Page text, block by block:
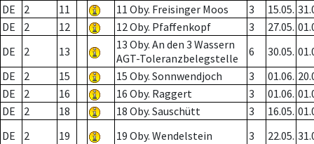
DE
2 11 11 Oby. Freisinger Moos 3 15.05.
DE
2 12 12 Oby. Pfaffenkopf 3 27.05.
DE
2 13
13 Oby. An den 3 Wassern
AGT-Toleranzbelegstelle
6 30.05.
DE
2 15 15 Oby. Sonnwendjoch 3 01.06.
DE
2 16 16 Oby. Raggert 3 01.06.
DE
2 18 18 Oby. Sauschütt 3 16.05.
DE
2 19 19 Oby. Wendelstein 3 22.05.